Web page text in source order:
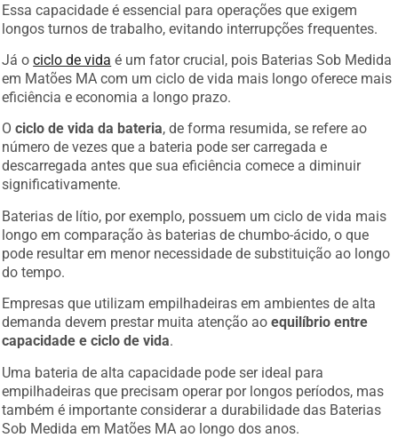
Essa capacidade é essencial para operações que exigem
longos turnos de trabalho, evitando interrupções frequentes.
Já ociclo de vida é um fator crucial, pois Baterias Sob Medida
em Matões MA com um ciclo de vida mais longo oferece mais
eficiência e economia a longo prazo.
Ociclo de vida da bateria, de forma resumida, se refere ao
número de vezes que a bateria pode ser carregada e
descarregada antes que sua eficiência comece a diminuir
significativamente.
Baterias de lítio, por exemplo, possuem um ciclo de vida mais
longo em comparação às baterias de chumbo-ácido, o que
pode resultar em menor necessidade de substituição ao longo
do tempo.
Empresas que utilizam empilhadeiras em ambientes de alta
demanda devem prestar muita atenção aoequilíbrio entre
capacidade e ciclo de vida.
Uma bateria de alta capacidade pode ser ideal para
empilhadeiras que precisam operar por longos períodos, mas
também é importante considerar a durabilidade das Baterias
Sob Medida em Matões MA ao longo dos anos.